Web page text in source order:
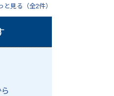
と見る（全2件）